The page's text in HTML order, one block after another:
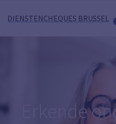
DIENSTENCHEQUES BRUSSEL
Erkende